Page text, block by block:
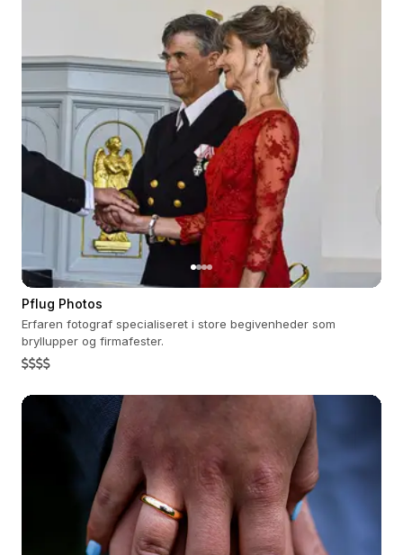
Pflug Photos
Erfaren fotograf specialiseret i store begivenheder som
bryllupper og firmafester.